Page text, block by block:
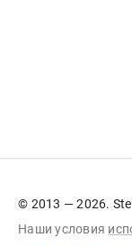
© 2013 — 2026.
Наши условия